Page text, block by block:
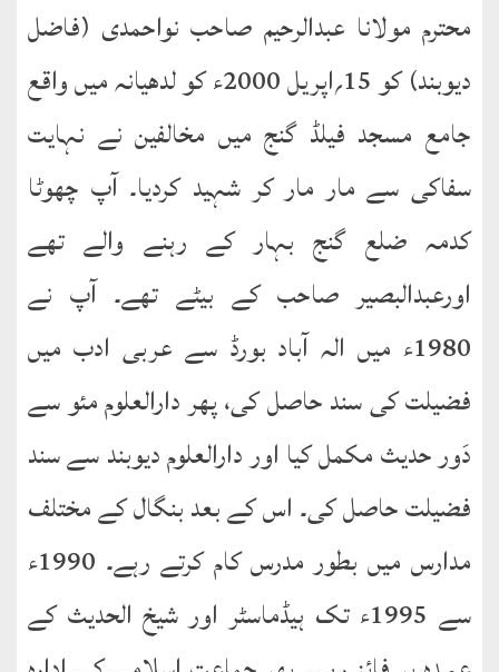
انصارالدین
طارق
ھوالشافی
اسماعیل
دیگر
خطبات
جمعہ
عیدین
خطابات
تربیتی
ھوالشافی
محترم مولانا عبدالرحیم صاحب نواحمدی (فاضل
دیوبند) کو 15؍اپریل 2000ء کو لدھیانہ میں واقع
جامع مسجد فیلڈ گنج میں مخالفین نے نہایت
سفاکی سے مار مار کر شہید کردیا۔ آپ چھوٹا
کدمہ ضلع گنج بہار کے رہنے والے تھے
اورعبدالبصیر صاحب کے بیٹے تھے۔ آپ نے
1980ء میں الہ آباد بورڈ سے عربی ادب میں
فضیلت کی سند حاصل کی، پھر دارالعلوم مئو سے
دَور حدیث مکمل کیا اور دارالعلوم دیوبند سے سند
فضیلت حاصل کی۔ اس کے بعد بنگال کے مختلف
مدارس میں بطور مدرس کام کرتے رہے۔ 1990ء
سے 1995ء تک ہیڈماسٹر اور شیخ الحدیث کے